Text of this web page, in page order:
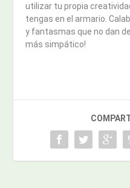
utilizar tu propia
tengas en el armario.
y fantasmas que no dan
más simpático!